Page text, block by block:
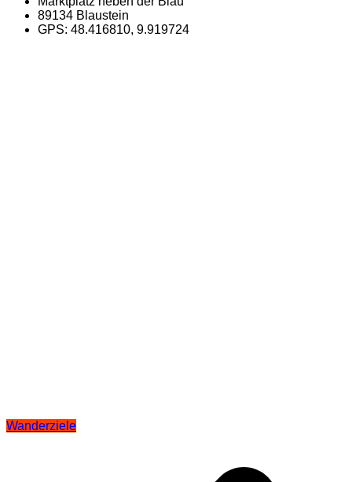
89134 Blaustein
GPS: 48.416810, 9.919724
Wanderziele